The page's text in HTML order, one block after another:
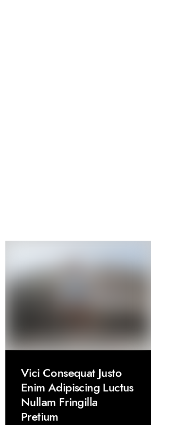
Vici Consequat Justo
Enim Adipiscing Luctus
Nullam Fringilla
Pretium